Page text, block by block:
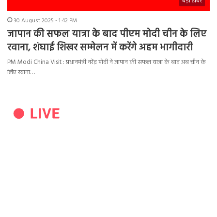
30 August 2025 - 1:42 PM
जापान की सफल यात्रा के बाद पीएम मोदी चीन के लिए
रवाना, शंघाई शिखर सम्मेलन में करेंगे अहम भागीदारी
PM Modi China Visit : प्रधानमंत्री नरेंद्र मोदी ने जापान की सफल यात्रा के बाद अब चीन के
लिए रवाना…